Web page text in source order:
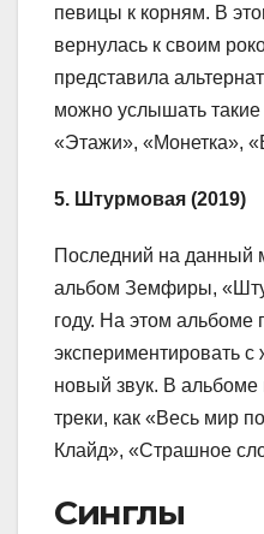
певицы к корням. В
вернулась к своим
представила
можно услышать такие
«Этажи», «Монетка»,
5. Штурмовая (2019)
Последний на данный
альбом Земфиры,
году. На этом альбоме
экспериментировать
новый звук. В
треки, как «Весь мир
Клайд», «Страшное
Синглы